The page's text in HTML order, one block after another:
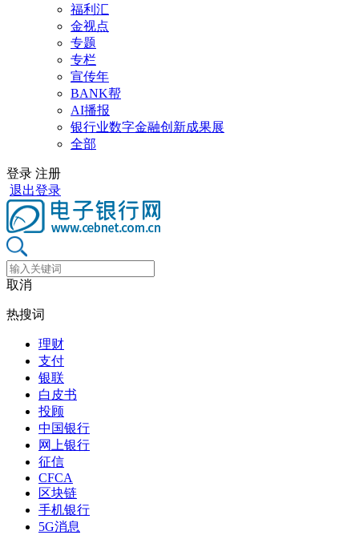
福利汇
金视点
专题
专栏
宣传年
BANK帮
AI播报
银行业数字金融创新成果展
全部
登录 注册
退出登录
取消
热搜词
理财
支付
银联
白皮书
投顾
中国银行
网上银行
征信
CFCA
区块链
手机银行
5G消息